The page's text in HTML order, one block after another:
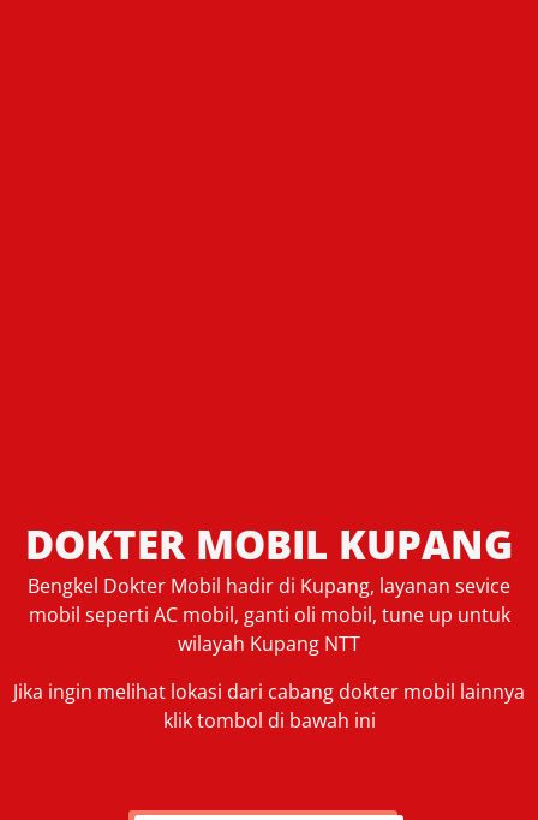
DOKTER MOBIL KUPANG
Bengkel Dokter Mobil hadir di Kupang, layanan sevice
mobil seperti AC mobil, ganti oli mobil, tune up untuk
wilayah Kupang NTT
Jika ingin melihat lokasi dari cabang dokter mobil lainnya
klik tombol di bawah ini